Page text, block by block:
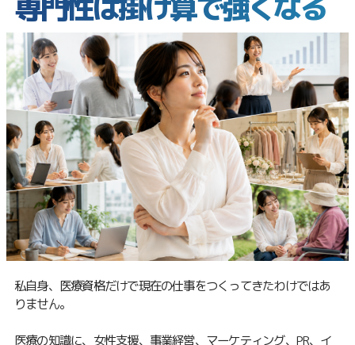
私自身、医療資格だけで現在の仕事をつくってきたわけではあ
りません。
医療の知識に、女性支援、事業経営、マーケティング、PR、イ